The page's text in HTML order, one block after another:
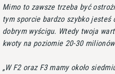
Mimo to zawsze trzeba być
tym sporcie bardzo szybko jesteś
dobrym wyścigu. Wtedy twoja
kwoty na poziomie 20-30
W F2 oraz F3 mamy około